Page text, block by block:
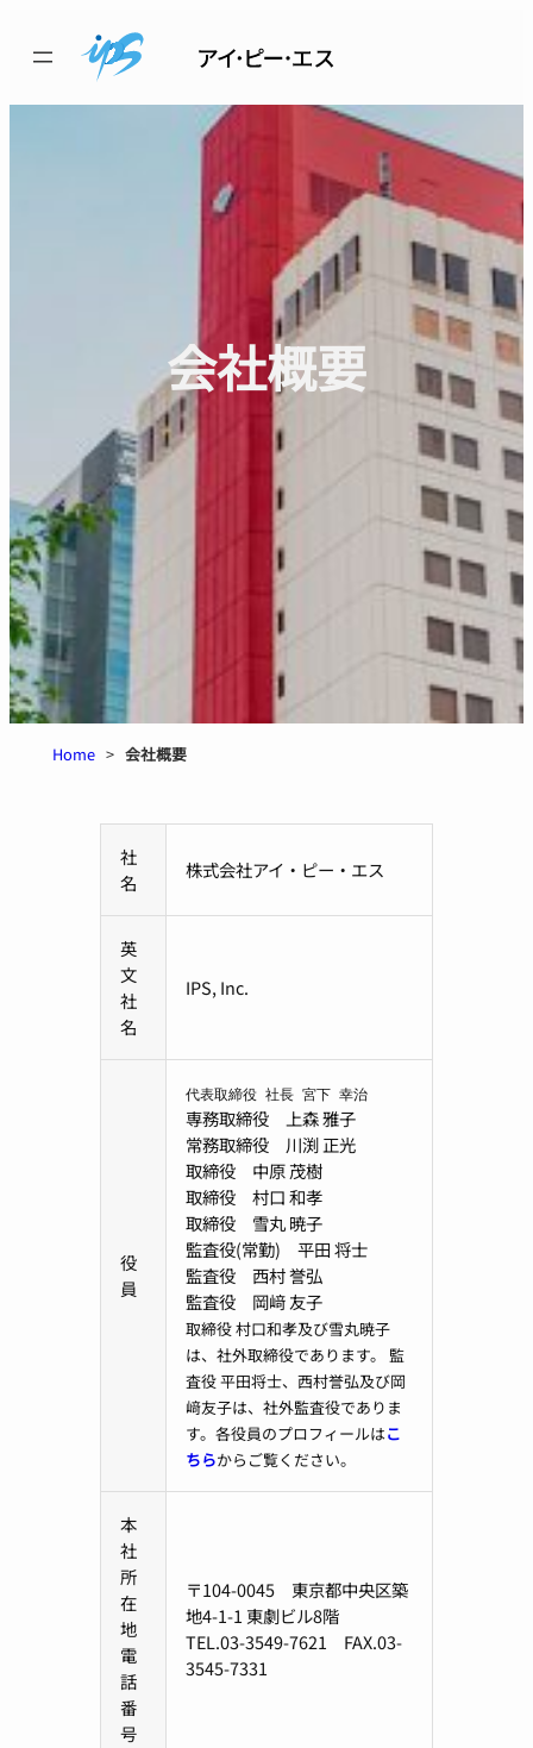
ス
会社概要
Home > 会社概要
社
名
株式会社アイ・ピー・エス
英
文
社
名
IPS, Inc.
役
員
代表取締役 社長 宮下 幸治
専務取締役 上森 雅子
常務取締役 川渕 正光
取締役 中原 茂樹
取締役 村口 和孝
取締役 雪丸 暁子
監査役(常勤) 平田 将士
監査役 西村 誉弘
監査役 岡﨑 友子
取締役 村口和孝及び雪丸暁子
は、社外取締役であります。 監
査役 平田将士、西村誉弘及び岡
﨑友子は、社外監査役でありま
す。各役員のプロフィールはこ
ちらからご覧ください。
本
社
所
在
地
電
話
番
号
〒104-0045 東京都中央区築
地4-1-1 東劇ビル8階
TEL.03-3549-7621 FAX.03-
3545-7331